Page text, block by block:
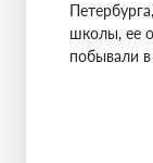
школы, ее
побывали